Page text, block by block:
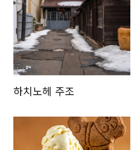
하치노헤 주조